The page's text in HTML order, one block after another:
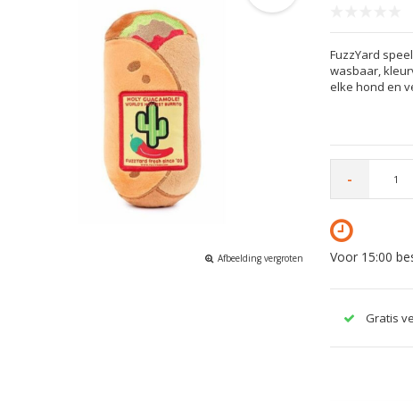
Afbeelding vergroten
FuzzYard
wasbaar,
elke hond en
-
Voor 15:00
Gratis